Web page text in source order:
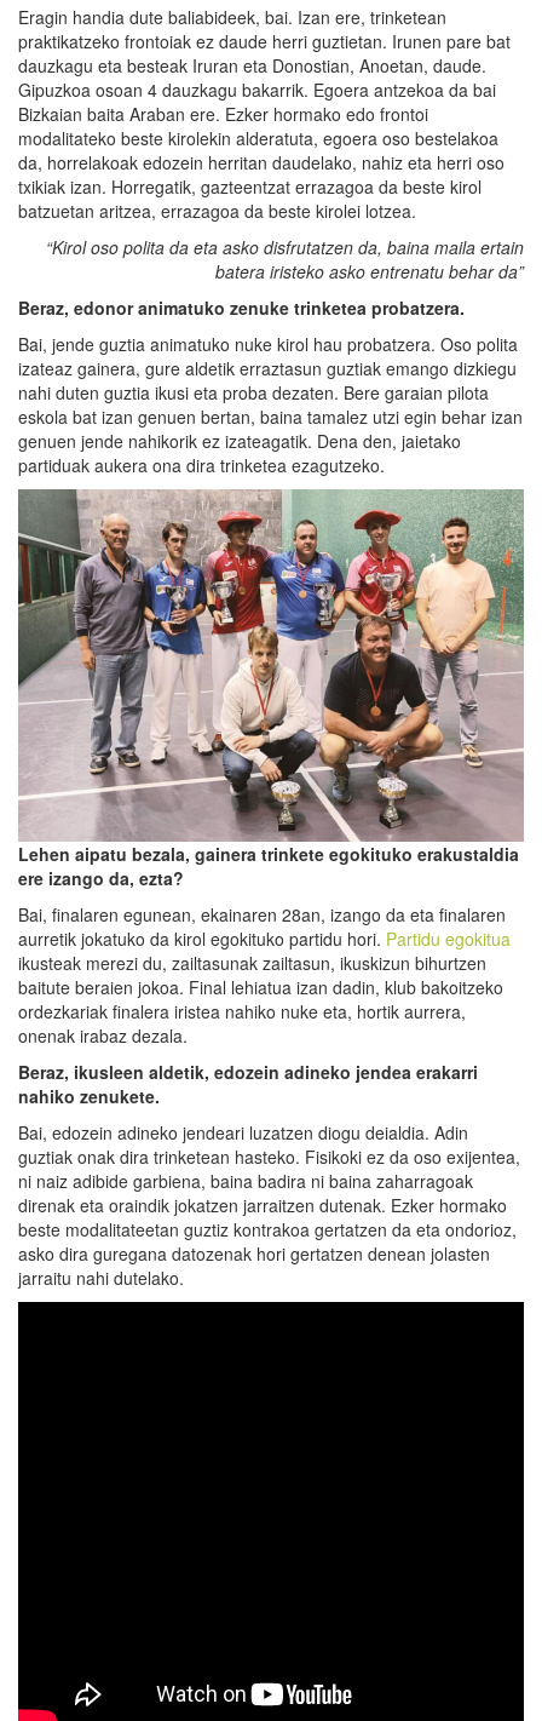
Eragin handia dute baliabideek, bai. Izan ere, trinketean
praktikatzeko frontoiak ez daude herri guztietan. Irunen pare bat
dauzkagu eta besteak Iruran eta Donostian, Anoetan, daude.
Gipuzkoa osoan 4 dauzkagu bakarrik. Egoera antzekoa da bai
Bizkaian baita Araban ere. Ezker hormako edo frontoi
modalitateko beste kirolekin alderatuta, egoera oso bestelakoa
da, horrelakoak edozein herritan daudelako, nahiz eta herri oso
txikiak izan. Horregatik, gazteentzat errazagoa da beste kirol
batzuetan aritzea, errazagoa da beste kirolei lotzea.
“Kirol oso polita da eta asko disfrutatzen da, baina maila ertain
batera iristeko asko entrenatu behar da”
Beraz, edonor animatuko zenuke trinketea probatzera.
Bai, jende guztia animatuko nuke kirol hau probatzera. Oso polita
izateaz gainera, gure aldetik erraztasun guztiak emango dizkiegu
nahi duten guztia ikusi eta proba dezaten. Bere garaian pilota
eskola bat izan genuen bertan, baina tamalez utzi egin behar izan
genuen jende nahikorik ez izateagatik. Dena den, jaietako
partiduak aukera ona dira trinketea ezagutzeko.
Lehen aipatu bezala, gainera trinkete egokituko erakustaldia
ere izango da, ezta?
Bai, finalaren egunean, ekainaren 28an, izango da eta finalaren
aurretik jokatuko da kirol egokituko partidu hori. Partidu egokitua
ikusteak merezi du, zailtasunak zailtasun, ikuskizun bihurtzen
baitute beraien jokoa. Final lehiatua izan dadin, klub bakoitzeko
ordezkariak finalera iristea nahiko nuke eta, hortik aurrera,
onenak irabaz dezala.
Beraz, ikusleen aldetik, edozein adineko jendea erakarri
nahiko zenukete.
Bai, edozein adineko jendeari luzatzen diogu deialdia. Adin
guztiak onak dira trinketean hasteko. Fisikoki ez da oso exijentea,
ni naiz adibide garbiena, baina badira ni baina zaharragoak
direnak eta oraindik jokatzen jarraitzen dutenak. Ezker hormako
beste modalitateetan guztiz kontrakoa gertatzen da eta ondorioz,
asko dira guregana datozenak hori gertatzen denean jolasten
jarraitu nahi dutelako.